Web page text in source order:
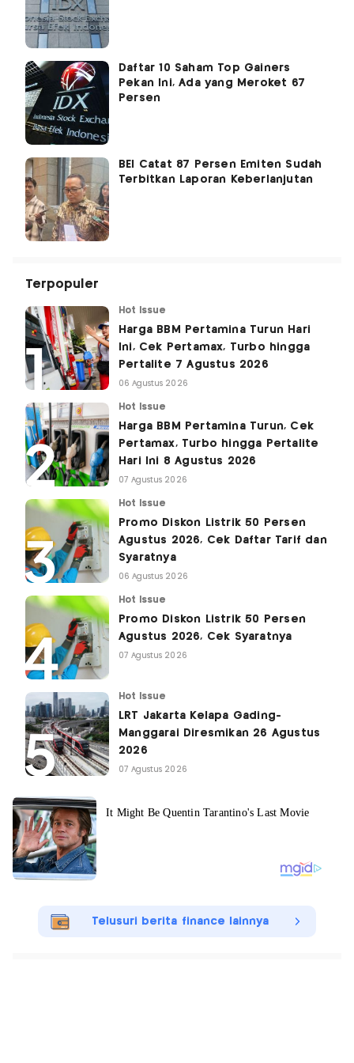
Daftar 10 Saham Top Gainers
Pekan Ini, Ada yang Meroket 67
Persen
BEI Catat 87 Persen Emiten Sudah
Terbitkan Laporan Keberlanjutan
Terpopuler
Hot Issue
Harga BBM Pertamina Turun Hari
Ini, Cek Pertamax, Turbo hingga
Pertalite 7 Agustus 2026
06 Agustus 2026
Hot Issue
Harga BBM Pertamina Turun, Cek
Pertamax, Turbo hingga Pertalite
Hari Ini 8 Agustus 2026
07 Agustus 2026
Hot Issue
Promo Diskon Listrik 50 Persen
Agustus 2026, Cek Daftar Tarif dan
Syaratnya
06 Agustus 2026
Hot Issue
Promo Diskon Listrik 50 Persen
Agustus 2026, Cek Syaratnya
07 Agustus 2026
Hot Issue
LRT Jakarta Kelapa Gading-
Manggarai Diresmikan 26 Agustus
2026
07 Agustus 2026
Telusuri berita finance lainnya